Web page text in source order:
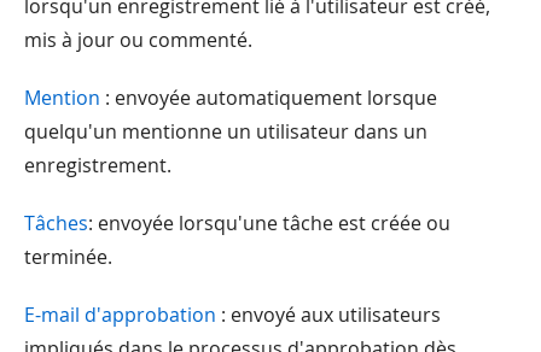
lorsqu'un enregistrement lié à l'utilisateur est créé,
mis à jour ou commenté.
Mention : envoyée automatiquement lorsque
quelqu'un mentionne un utilisateur dans un
enregistrement.
Tâches: envoyée lorsqu'une tâche est créée ou
terminée.
E-mail d'approbation : envoyé aux utilisateurs